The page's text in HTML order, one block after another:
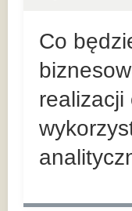
Co
realizacji